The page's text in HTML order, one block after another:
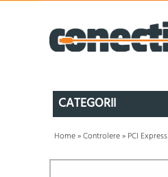
CATEGORII
Home»Controlere» PCI Express